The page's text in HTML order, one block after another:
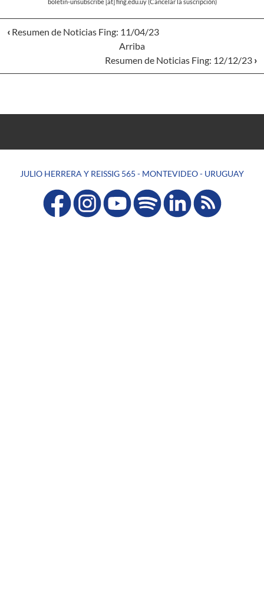
‹ Resumen de Noticias Fing: 11/04/23
Arriba
Resumen de Noticias Fing: 12/12/23 ›
JULIO HERRERA Y REISSIG 565 - MONTEVIDEO - URUGUAY